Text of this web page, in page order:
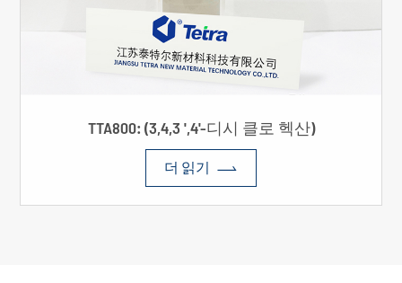
TTA800: (3,4,3 ',4'-디시 클로 헥산)
더 읽기 